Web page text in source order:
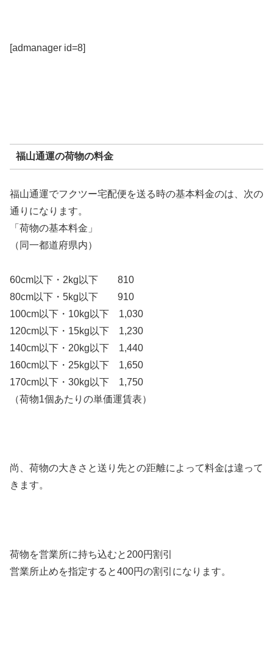
[admanager id=8]
福山通運の荷物の料金
福山通運でフクツー宅配便を送る時の基本料金のは、次の
通りになります。
「荷物の基本料金」
（同一都道府県内）
60cm以下・2kg以下 810
80cm以下・5kg以下 910
100cm以下・10kg以下 1,030
120cm以下・15kg以下 1,230
140cm以下・20kg以下 1,440
160cm以下・25kg以下 1,650
170cm以下・30kg以下 1,750
（荷物1個あたりの単価運賃表）
尚、荷物の大きさと送り先との距離によって料金は違って
きます。
荷物を営業所に持ち込むと 200円割引
営業所止めを指定すると400円の割引になります。